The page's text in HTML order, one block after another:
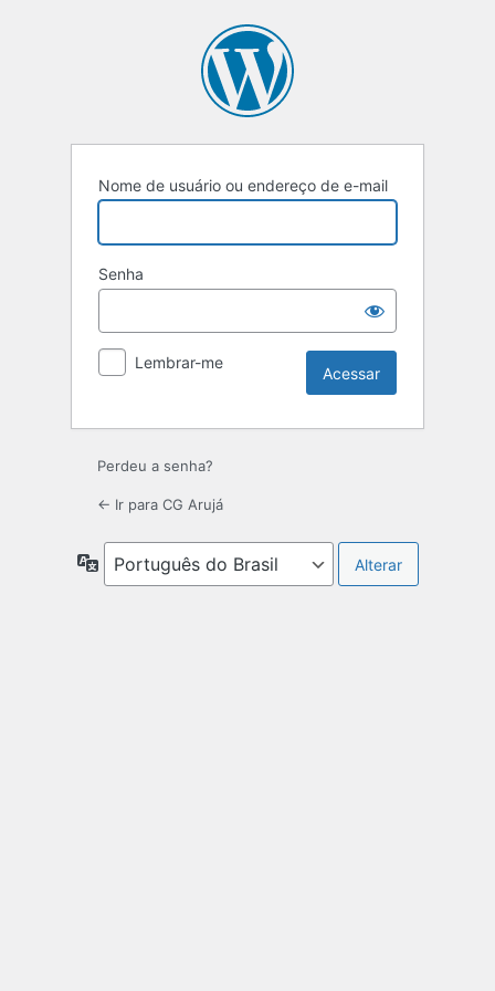
Nome de usuário ou endereço de e-mail
Senha
Lembrar-me
Perdeu a senha?
← Ir para CG Arujá
Idioma